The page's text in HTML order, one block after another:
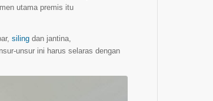
utama premis itu
siling dan jantina,
unsur ini harus selaras dengan